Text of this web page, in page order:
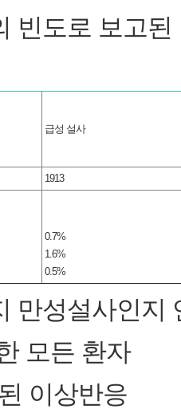
빈도로 보고된
급성 설사
1913
0.7%
1.6%
0.5%
만성설사인지
모든 환자
이상반응